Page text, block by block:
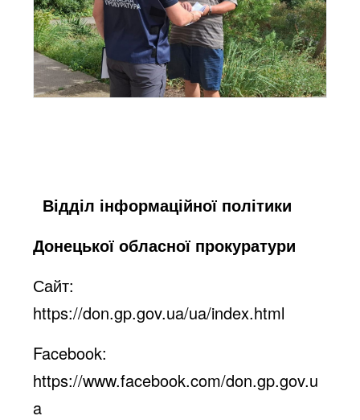
Відділ інформаційної політики
Донецької обласної прокуратури
Сайт:
https://don.gp.gov.ua/ua/index.html
Facebook:
https://www.facebook.com/don.gp.gov.u
a